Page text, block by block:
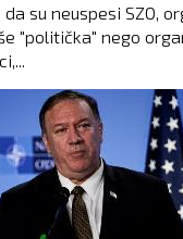
su neuspesi SZO,
"politička" nego